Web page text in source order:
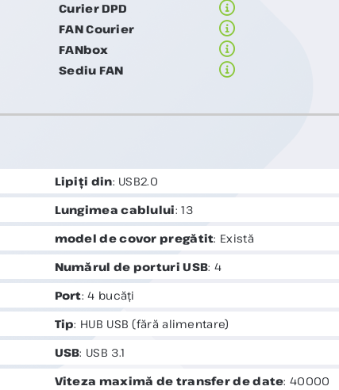
Curier DPD
FAN Courier
FANbox
Sediu FAN
Lipiți din: USB2.0
Lungimea cablului: 13
model de covor pregătit: Există
Numărul de porturi USB: 4
Port: 4 bucăți
Tip: HUB USB (fără alimentare)
USB: USB 3.1
Viteza maximă de transfer de date: 40000